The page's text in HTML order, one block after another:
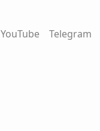
YouTube Telegram